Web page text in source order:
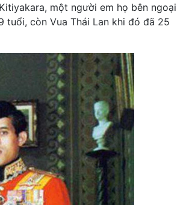
một người em họ bên ngoại
tuổi, còn Vua Thái Lan khi đó đã 25